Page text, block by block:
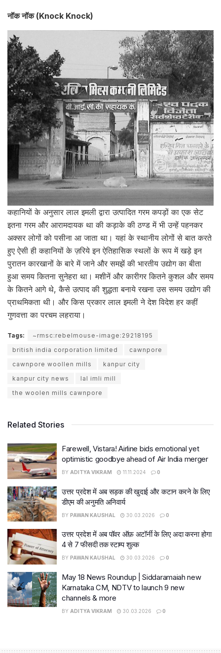
नॉक नॉक (Knock Knock)
कहानियों के अनुसार लाल इमली द्वारा उत्पादित गरम कपड़ों का एक सेट
इतना गरम और आरामदायक था की कड़ाके की ठण्ड में भी उन्हें पहनकर
अक्सर लोगों को पसीना आ जाता था। यहां के स्थानीय लोगों से बात करते
हुए ऐसी ही कहानियों के ज़रिये इन ऐतिहासिक स्थलों के रूप में खड़े इन
पुरातन कारखानों के बारे में जाने और समझें की भारतीय उद्योग का बीता
हुआ समय कितना सुनेहरा था। मशीनें और कारीगर कितने कुशल और समय
के कितने आगे थे, कैसे उत्पाद की शुद्धता बनाये रखना उस समय उद्योग की
प्राथमिकता थी। और किस प्रकार लाल इमली ने देश विदेश हर कहीं
गुणवत्ता का परचम लहराया।
Tags:
~rmsc:rebelmouse-image:29218195
british india corporation limited
cawnpore
cawnpore woollen mills
kanpur city
kanpur city news
lal imli mill
the woolen mills cawnpore
Related Stories
Farewell, Vistara! Airline bids emotional yet
optimistic goodbye ahead of Air India merger
BY ADITYA VIKRAM 11.11.2024 0
उत्तर प्रदेश में अब सड़क की खुदाई और कटान करने के लिए
डीएम की अनुमति अनिवार्य
BY PAWAN KAUSHAL 30.03.2026 0
उत्तर प्रदेश में अब पॉवर ऑफ़ अटॉर्नी के लिए अदा करना होगा
4 से 7 फीसदी तक स्टाम्प शुल्क
BY PAWAN KAUSHAL 30.03.2026 0
May 18 News Roundup | Siddaramaiah new
Karnataka CM, NDTV to launch 9 new
channels & more
BY ADITYA VIKRAM 30.03.2026 0